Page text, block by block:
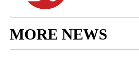
MORE NEWS